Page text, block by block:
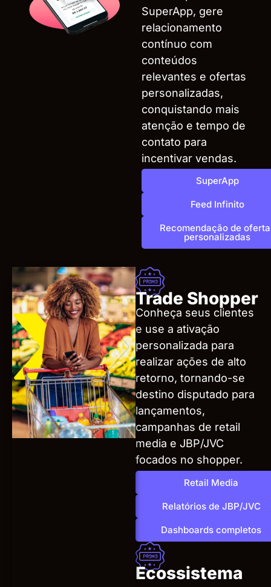
SuperApp, gere
relacionamento
contínuo com
conteúdos
relevantes e ofertas
personalizadas,
conquistando mais
atenção e tempo de
contato para
incentivar vendas.
SuperApp
Feed Infinito
Recomendação de
personalizadas
Trade Shopper
Conheça seus clientes
e use a ativação
personalizada para
realizar ações de alto
retorno, tornando-se
destino disputado para
lançamentos,
campanhas de retail
media e JBP/JVC
focados no shopper.
Retail Media
Relatórios de JBP/JVC
Dashboards completos
Ecossistema